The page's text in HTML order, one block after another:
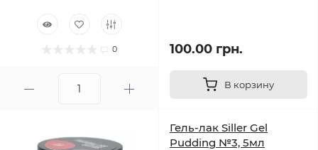
0 100.00 грн.
В корзину
Гель-лак Siller Gel
Pudding №3, 5мл